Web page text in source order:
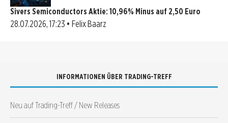
Sivers Semiconductors Aktie: 10,96% Minus auf 2,50 Euro
28.07.2026, 17:23 • Felix Baarz
INFORMATIONEN ÜBER TRADING-TREFF
Neu auf Trading-Treff / New Releases